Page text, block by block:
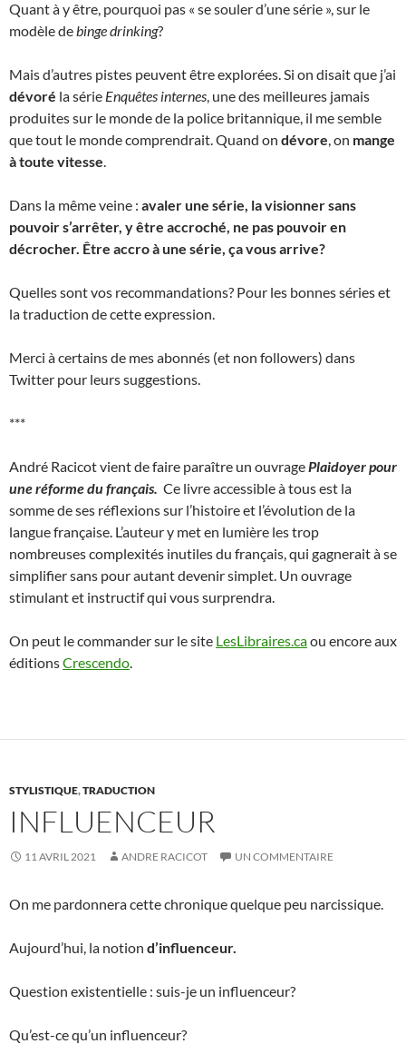
Quant à y être, pourquoi pas « se souler d’une série », sur le
modèle de binge drinking?
Mais d’autres pistes peuvent être explorées. Si on disait que j’ai
dévoré la série Enquêtes internes , une des meilleures jamais
produites sur le monde de la police britannique, il me semble
que tout le monde comprendrait. Quand on dévore , on mange
à toute vitesse
Dans la même veine : avaler une série, la visionner sans
pouvoir s’arrêter, y être accroché, ne pas pouvoir en
décrocher. Être accro à une série, ça vous arrive?
Quelles sont vos recommandations? Pour les bonnes séries et
la traduction de cette expression.
Merci à certains de mes abonnés (et non followers) dans
Twitter pour leurs suggestions.
***
André Racicot vient de faire paraître un ouvrage Plaidoyer pour
une réforme du français. Ce livre accessible à tous est la
somme de ses réflexions sur l’histoire et l’évolution de la
langue française. L’auteur y met en lumière les trop
nombreuses complexités inutiles du français, qui gagnerait à se
simplifier sans pour autant devenir simplet. Un ouvrage
stimulant et instructif qui vous surprendra.
On peut le commander sur le site LesLibraires.caou encore aux
éditionsCrescendo
STYLISTIQUE,TRADUCTION
INFLUENCEUR
11 AVRIL 2021 ANDRE RACICOT UN COMMENTAIRE
On me pardonnera cette chronique quelque peu narcissique.
Aujourd’hui, la notion d’influenceur.
Question existentielle : suis-je un influenceur?
Qu’est-ce qu’un influenceur?